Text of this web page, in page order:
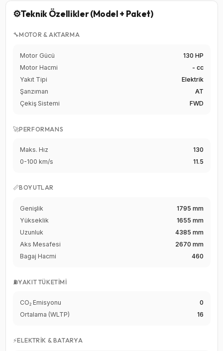
⚙️Teknik Özellikler (Model + Paket)
🔧MOTOR & AKTARMA
Motor Gücü
130 HP
Motor Hacmi
- cc
Yakıt Tipi
Elektrik
Şanzıman
AT
Çekiş Sistemi
FWD
🚀PERFORMANS
Maks. Hız
130
0-100 km/s
11.5
📏BOYUTLAR
Genişlik
1795 mm
Yükseklik
1655 mm
Uzunluk
4385 mm
Aks Mesafesi
2670 mm
Bagaj Hacmi
460
⛽YAKIT TÜKETIMI
CO₂ Emisyonu
0
Ortalama (WLTP)
16
⚡ELEKTRIK & BATARYA